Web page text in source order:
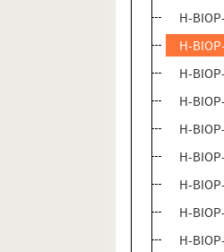
H-
H-
H-
H-
H-
H-
H-
H-
H-